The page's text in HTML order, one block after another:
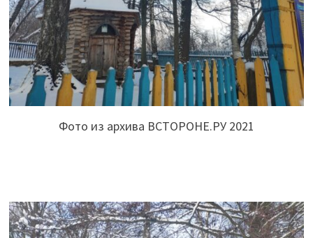
Фото из архива ВСТОРОНЕ.РУ 2021